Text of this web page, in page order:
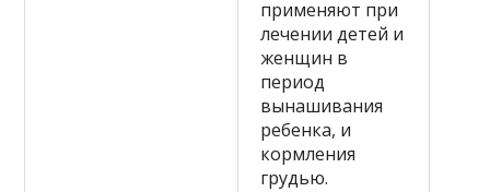
применяют при
лечении детей и
женщин в
период
вынашивания
ребенка, и
кормления
грудью.